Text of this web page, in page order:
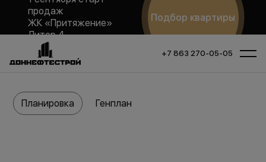
продаж
ЖК «Притяжение»
Литер 4
Подбор квартиры
+7 863 270-05-05
Планировка Генплан